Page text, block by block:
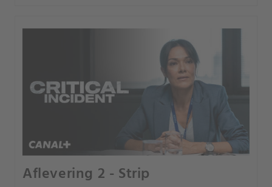
Aflevering 2 - Strip